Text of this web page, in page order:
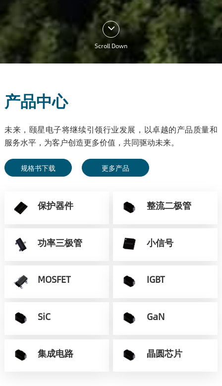
Scroll Down
产品中心
未来，颐星电子将继续引领行业发展，以卓越的产品质量和
服务水平，为客户创造更多价值，共同驱动未来。
规格书下载 更多产品
保护器件 整流二极管
功率三极管 小信号
MOSFET IGBT
SiC GaN
集成电路 晶圆芯片